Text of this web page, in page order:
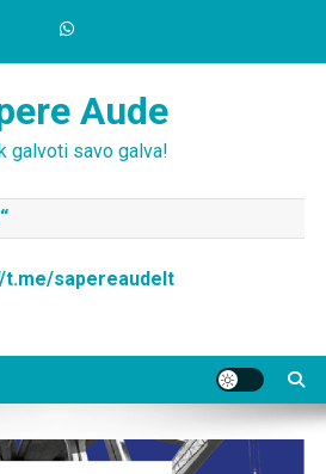
Aude
galvoti savo galva!
t.me/sapereaudelt